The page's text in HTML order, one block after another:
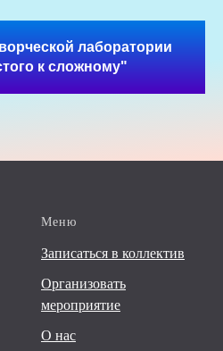
лаборатории
к сложному"
Меню
Записаться в коллектив
Организовать
мероприятие
О нас